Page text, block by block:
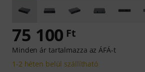
75 100 Ft
Minden ár tartalmazza az ÁFÁ-t
1-2 héten belül szállítható